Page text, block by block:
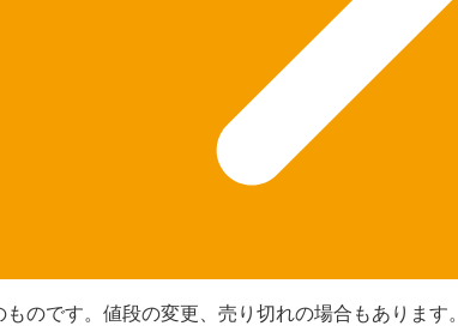
のです。値段の変更、売り切れの場合もあります。